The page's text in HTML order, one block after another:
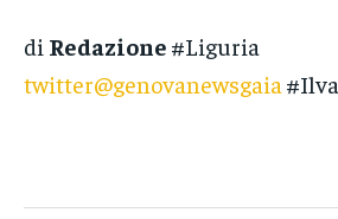
di Redazione #Liguria
twitter@genovanewsgaia #Ilva